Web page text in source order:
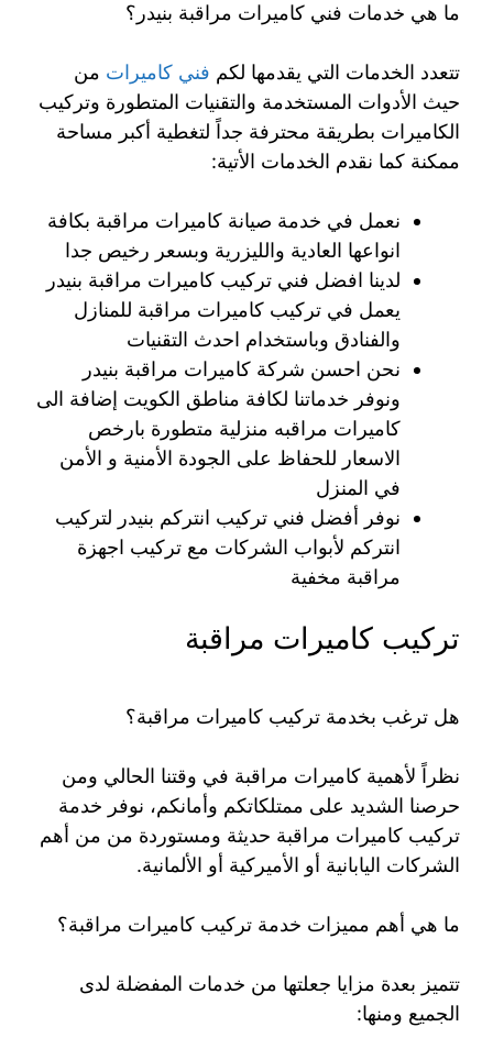
ما هي خدمات فني كاميرات مراقبة بنيدر؟
تتعدد الخدمات التي يقدمها لكم فني كاميرات من
حيث الأدوات المستخدمة والتقنيات المتطورة وتركيب
الكاميرات بطريقة محترفة جداً لتغطية أكبر مساحة
ممكنة كما نقدم الخدمات الأتية:
نعمل في خدمة صيانة كاميرات مراقبة بكافة
انواعها العادية والليزرية وبسعر رخيص جدا
لدينا افضل فني تركيب كاميرات مراقبة بنيدر
يعمل في تركيب كاميرات مراقبة للمنازل
والفنادق وباستخدام احدث التقنيات
نحن احسن شركة كاميرات مراقبة بنيدر
ونوفر خدماتنا لكافة مناطق الكويت إضافة الى
كاميرات مراقبه منزلية متطورة بارخص
الاسعار للحفاظ على الجودة الأمنية و الأمن
في المنزل
نوفر أفضل فني تركيب انتركم بنيدر لتركيب
انتركم لأبواب الشركات مع تركيب اجهزة
مراقبة مخفية
تركيب كاميرات مراقبة
هل ترغب بخدمة تركيب كاميرات مراقبة؟
نظراً لأهمية كاميرات مراقبة في وقتنا الحالي ومن
حرصنا الشديد على ممتلكاتكم وأمانكم، نوفر خدمة
تركيب كاميرات مراقبة حديثة ومستوردة من من أهم
الشركات اليابانية أو الأميركية أو الألمانية.
ما هي أهم مميزات خدمة تركيب كاميرات مراقبة؟
تتميز بعدة مزايا جعلتها من خدمات المفضلة لدى
الجميع ومنها: